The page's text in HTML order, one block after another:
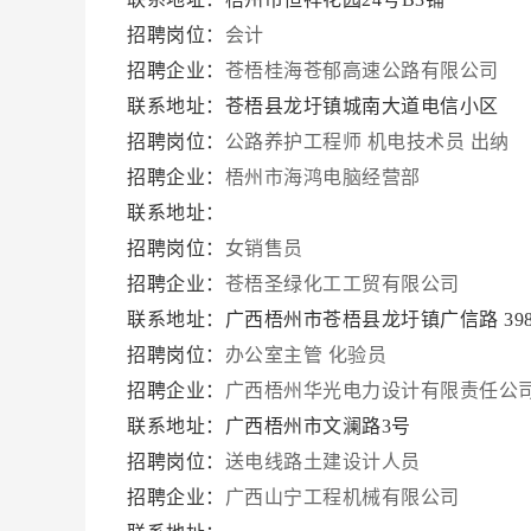
招聘岗位： 会计
招聘企业： 苍梧桂海苍郁高速公路有限公司
联系地址：苍梧县龙圩镇城南大道电信小区
招聘岗位： 公路养护工程师 机电技术员 出纳
招聘企业： 梧州市海鸿电脑经营部
联系地址：
招聘岗位： 女销售员
招聘企业： 苍梧圣绿化工工贸有限公司
联系地址：广西梧州市苍梧县龙圩镇广信路
招聘岗位： 办公室主管 化验员
招聘企业： 广西梧州华光电力设计有限责任公
联系地址：广西梧州市文澜路3号
招聘岗位： 送电线路土建设计人员
招聘企业： 广西山宁工程机械有限公司